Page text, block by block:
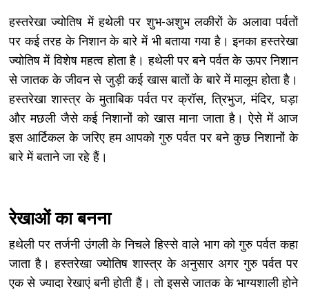
हस्तरेखा ज्योतिष में हथेली पर शुभ-अशुभ लकीरों के अलावा पर्वतों
पर कई तरह के निशान के बारे में भी बताया गया है। इनका हस्तरेखा
ज्योतिष में विशेष महत्व होता है। हथेली पर बने पर्वत के ऊपर निशान
से जातक के जीवन से जुड़ी कई खास बातों के बारे में मालूम होता है।
हस्तरेखा शास्त्र के मुताबिक पर्वत पर क्रॉस, त्रिभुज, मंदिर, घड़ा
और मछली जैसे कई निशानों को खास माना जाता है। ऐसे में आज
इस आर्टिकल के जरिए हम आपको गुरु पर्वत पर बने कुछ निशानों के
बारे में बताने जा रहे हैं।
रेखाओं का बनना
हथेली पर तर्जनी उंगली के निचले हिस्से वाले भाग को गुरु पर्वत कहा
जाता है। हस्तरेखा ज्योतिष शास्त्र के अनुसार अगर गुरु पर्वत पर
एक से ज्यादा रेखाएं बनी होती हैं। तो इससे जातक के भाग्यशाली होने